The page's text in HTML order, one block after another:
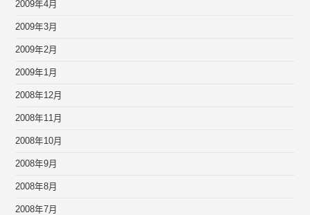
2009年4月
2009年3月
2009年2月
2009年1月
2008年12月
2008年11月
2008年10月
2008年9月
2008年8月
2008年7月